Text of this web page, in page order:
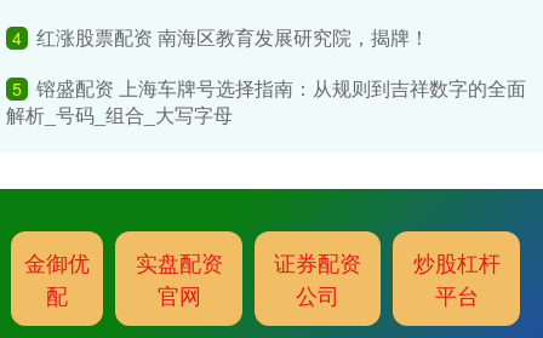
4 红涨股票配资 南海区教育发展研究院，揭牌！
5 镕盛配资 上海车牌号选择指南：从规则到吉祥数字的全面
解析_号码_组合_大写字母
金御优
配
实盘配资
官网
证券配资
公司
炒股杠杆
平台